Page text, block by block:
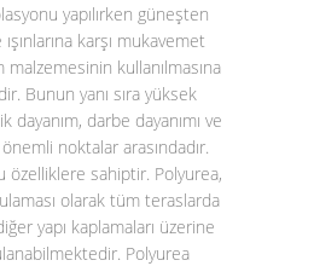
yapılırken güneşten
karşı mukavemet
malzemesinin kullanılmasına
Bunun yanı sıra yüksek
dayanım, darbe dayanımı ve
noktalar arasındadır.
özelliklere sahiptir. Polyurea,
olarak tüm teraslarda
yapı kaplamaları üzerine
Polyurea